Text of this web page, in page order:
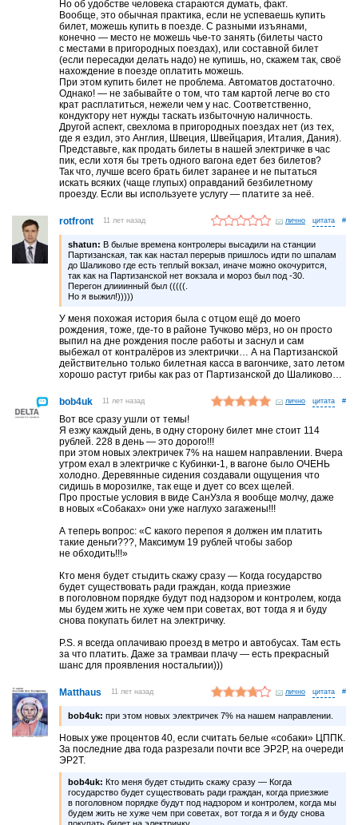
Но об удобстве человека стараются думать, факт.
Вообще, это обычная практика, если не успеваешь купить
билет, можешь купить в поезде. С разными изъянами,
конечно — место не можешь чье-то занять (билеты часто
с местами в пригородных поездах), или составной билет
(если пересадки делать надо) не купишь, но, скажем так, своё
нахождение в поезде оплатить можешь.
При этом купить билет не проблема. Автоматов достаточно.
Однако! — не забывайте о том, что там картой легче во сто
крат расплатиться, нежели чем у нас. Соответственно,
кондуктору нет нужды таскать избыточную наличность.
Другой аспект, свехлома в пригородных поездах нет (из тех,
где я ездил, это Англия, Швеция, Швейцария, Италия, Дания).
Представьте, как продать билеты в нашей электричке в час
пик, если хотя бы треть одного вагона едет без билетов?
Так что, лучше всего брать билет заранее и не пытаться
искать всяких (чаще глупых) оправданий безбилетному
проезду. Если вы используете услугу — платите за неё.
rotfront 11 лет назад лично #
shatun: В былые времена контролеры высадили на станции
Партизанская, так как настал перерыв пришлось идти по шпалам
до Шаликово где есть теплый вокзал, иначе можно окочурится,
так как на Партизанской нет вокзала и мороз был под -30.
Перегон длииинный был (((((.
Но я выжил!)))))
У меня похожая история была с отцом ещё до моего
рождения, тоже, где-то в районе Тучково мёрз, но он просто
выпил на дне рождения после работы и заснул и сам
выбежал от контралёров из электрички… А на Партизанской
действительно только билетная касса в вагончике, зато летом
хорошо растут грибы как раз от Партизанской до Шаликово…
bob4uk 11 лет назад лично #
Вот все сразу ушли от темы!
Я езжу каждый день, в одну сторону билет мне стоит 114
рублей. 228 в день — это дорого!!!
при этом новых электричек 7% на нашем направлении. Вчера
утром ехал в электричке с Кубинки-1, в вагоне было ОЧЕНЬ
холодно. Деревянные сидения создавали ощущения что
сидишь в морозилке, так еще и дует со всех щелей.
Про простые условия в виде СанУзла я вообще молчу, даже
в новых «Собаках» они уже наглухо загажены!!!
А теперь вопрос: «С какого перепоя я должен им платить
такие деньги???, Максимум 19 рублей чтобы забор
не обходить!!!»
Кто меня будет стыдить скажу сразу — Когда государство
будет существовать ради граждан, когда приезжие
в поголовном порядке будут под надзором и контролем, когда
мы будем жить не хуже чем при советах, вот тогда я и буду
снова покупать билет на электричку.
P.S. я всегда оплачиваю проезд в метро и автобусах. Там есть
за что платить. Даже за трамваи плачу — есть прекрасный
шанс для проявления ностальгии)))
Matthaus 11 лет назад лично #
bob4uk: при этом новых электричек 7% на нашем направлении.
Новых уже процентов 40, если считать белые «собаки» ЦППК.
За последние два года разрезали почти все ЭР2Р, на очереди
ЭР2Т.
bob4uk: Кто меня будет стыдить скажу сразу — Когда
государство будет существовать ради граждан, когда приезжие
в поголовном порядке будут под надзором и контролем, когда мы
будем жить не хуже чем при советах, вот тогда я и буду снова